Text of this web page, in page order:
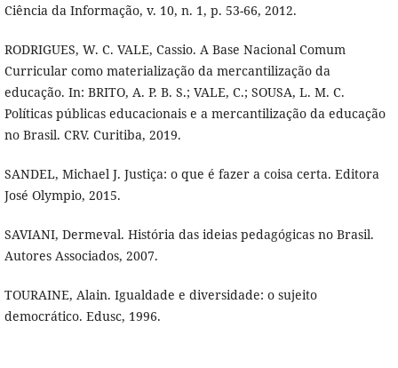
Ciência da Informação, v. 10, n. 1, p. 53-66, 2012.
RODRIGUES, W. C. VALE, Cassio. A Base Nacional Comum
Curricular como materialização da mercantilização da
educação. In: BRITO, A. P. B. S.; VALE, C.; SOUSA, L. M. C.
Políticas públicas educacionais e a mercantilização da educação
no Brasil. CRV. Curitiba, 2019.
SANDEL, Michael J. Justiça: o que é fazer a coisa certa. Editora
José Olympio, 2015.
SAVIANI, Dermeval. História das ideias pedagógicas no Brasil.
Autores Associados, 2007.
TOURAINE, Alain. Igualdade e diversidade: o sujeito
democrático. Edusc, 1996.